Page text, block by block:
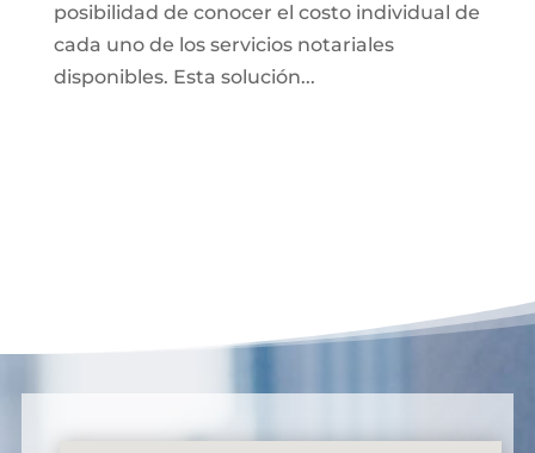
posibilidad de conocer el costo individual de
cada uno de los servicios notariales
disponibles. Esta solución...